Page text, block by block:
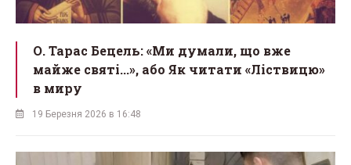
О. Тарас Бецель: «Ми думали, що вже
майже святі...», або Як читати «Ліствицю»
в миру
19 Березня 2026 в 16:48